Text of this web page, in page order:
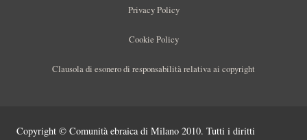
Privacy Policy
Cookie Policy
Clausola di esonero di responsabilità relativa ai copyright
Copyright © Comunità ebraica di Milano 2010. Tutti i diritti